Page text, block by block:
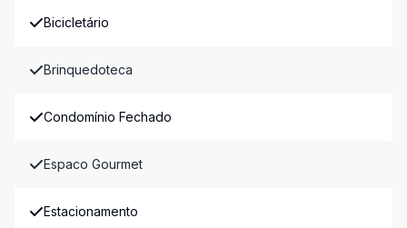
Bicicletário
Brinquedoteca
Condomínio Fechado
Espaco Gourmet
Estacionamento